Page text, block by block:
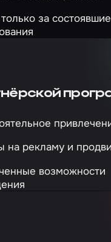
за
на рекламу и
возможности